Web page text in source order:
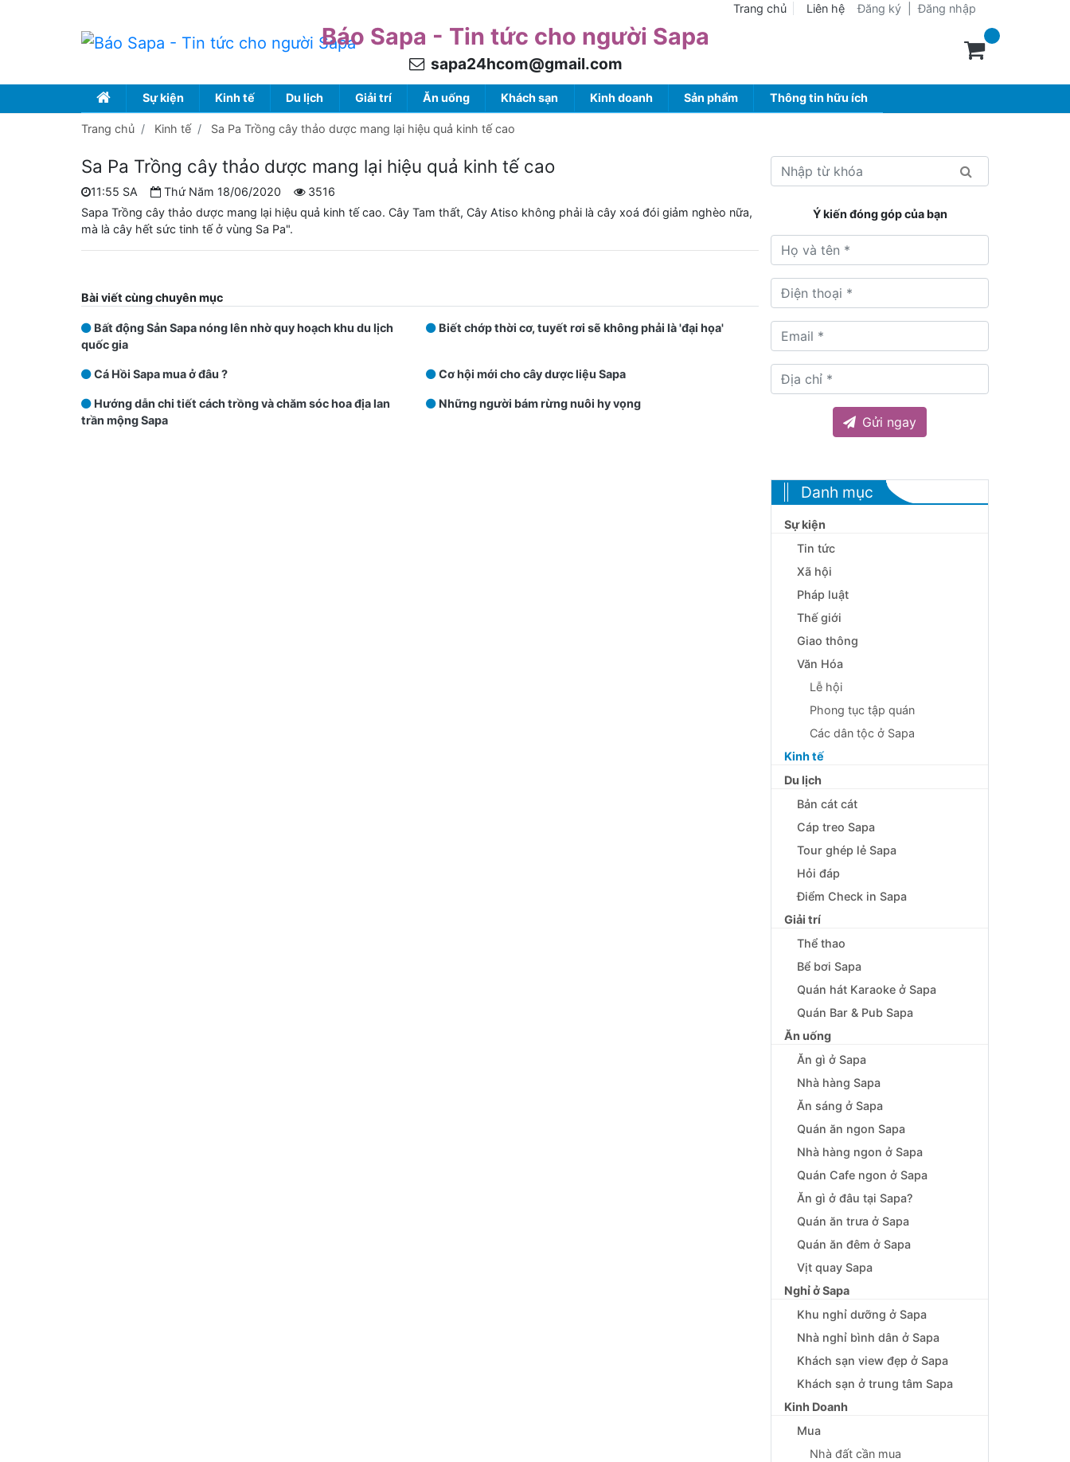
Trang chủ Liên hệ Đăng ký Đăng nhập
Báo Sapa - Tin tức cho người Sapa
sapa24hcom@gmail.com
Sự kiện Kinh tế Du lịch Giải trí Ăn uống Khách sạn Kinh doanh Sản phẩm Thông tin hữu ích
Trang chủ Kinh tế Sa Pa Trồng cây thảo dược mang lại hiệu quả kinh tế cao
Sa Pa Trồng cây thảo dược mang lại hiệu quả kinh tế cao
11:55 SA Thứ Năm 18/06/2020
3516
Sapa Trồng cây thảo dược mang lại hiệu quả kinh tế cao. Cây Tam thất, Cây Atiso không phải là cây xoá đói giảm nghèo nữa,
mà là cây hết sức tinh tế ở vùng Sa Pa".
Bài viết cùng chuyên mục
Bất động Sản Sapa nóng lên nhờ quy hoạch khu du lịch
quốc gia
Biết chớp thời cơ, tuyết rơi sẽ không phải là 'đại họa'
Cá Hồi Sapa mua ở đâu ? Cơ hội mới cho cây dược liệu Sapa
Hướng dẫn chi tiết cách trồng và chăm sóc hoa địa lan
trần mộng Sapa
Những người bám rừng nuôi hy vọng
Ý kiến đóng góp của bạn
Gửi ngay
Danh mục
Sự kiện
Tin tức
Xã hội
Pháp luật
Thế giới
Giao thông
Văn Hóa
Lễ hội
Phong tục tập quán
Các dân tộc ở Sapa
Kinh tế
Du lịch
Bản cát cát
Cáp treo Sapa
Tour ghép lẻ Sapa
Hỏi đáp
Điểm Check in Sapa
Giải trí
Thể thao
Bể bơi Sapa
Quán hát Karaoke ở Sapa
Quán Bar & Pub Sapa
Ăn uống
Ăn gì ở Sapa
Nhà hàng Sapa
Ăn sáng ở Sapa
Quán ăn ngon Sapa
Nhà hàng ngon ở Sapa
Quán Cafe ngon ở Sapa
Ăn gì ở đâu tại Sapa?
Quán ăn trưa ở Sapa
Quán ăn đêm ở Sapa
Vịt quay Sapa
Nghỉ ở Sapa
Khu nghỉ dưỡng ở Sapa
Nhà nghỉ bình dân ở Sapa
Khách sạn view đẹp ở Sapa
Khách sạn ở trung tâm Sapa
Kinh Doanh
Mua
Nhà đất cần mua